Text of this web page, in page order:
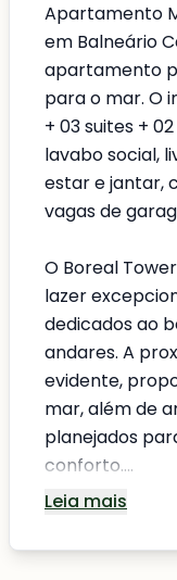
Apartamento
em Balneário
apartamento
para o mar. O
+ 03 suites +
lavabo social,
estar e jantar,
vagas de
O Boreal
lazer
dedicados ao
andares. A
evidente,
mar, além de
planejados
conforto....
Leia mais